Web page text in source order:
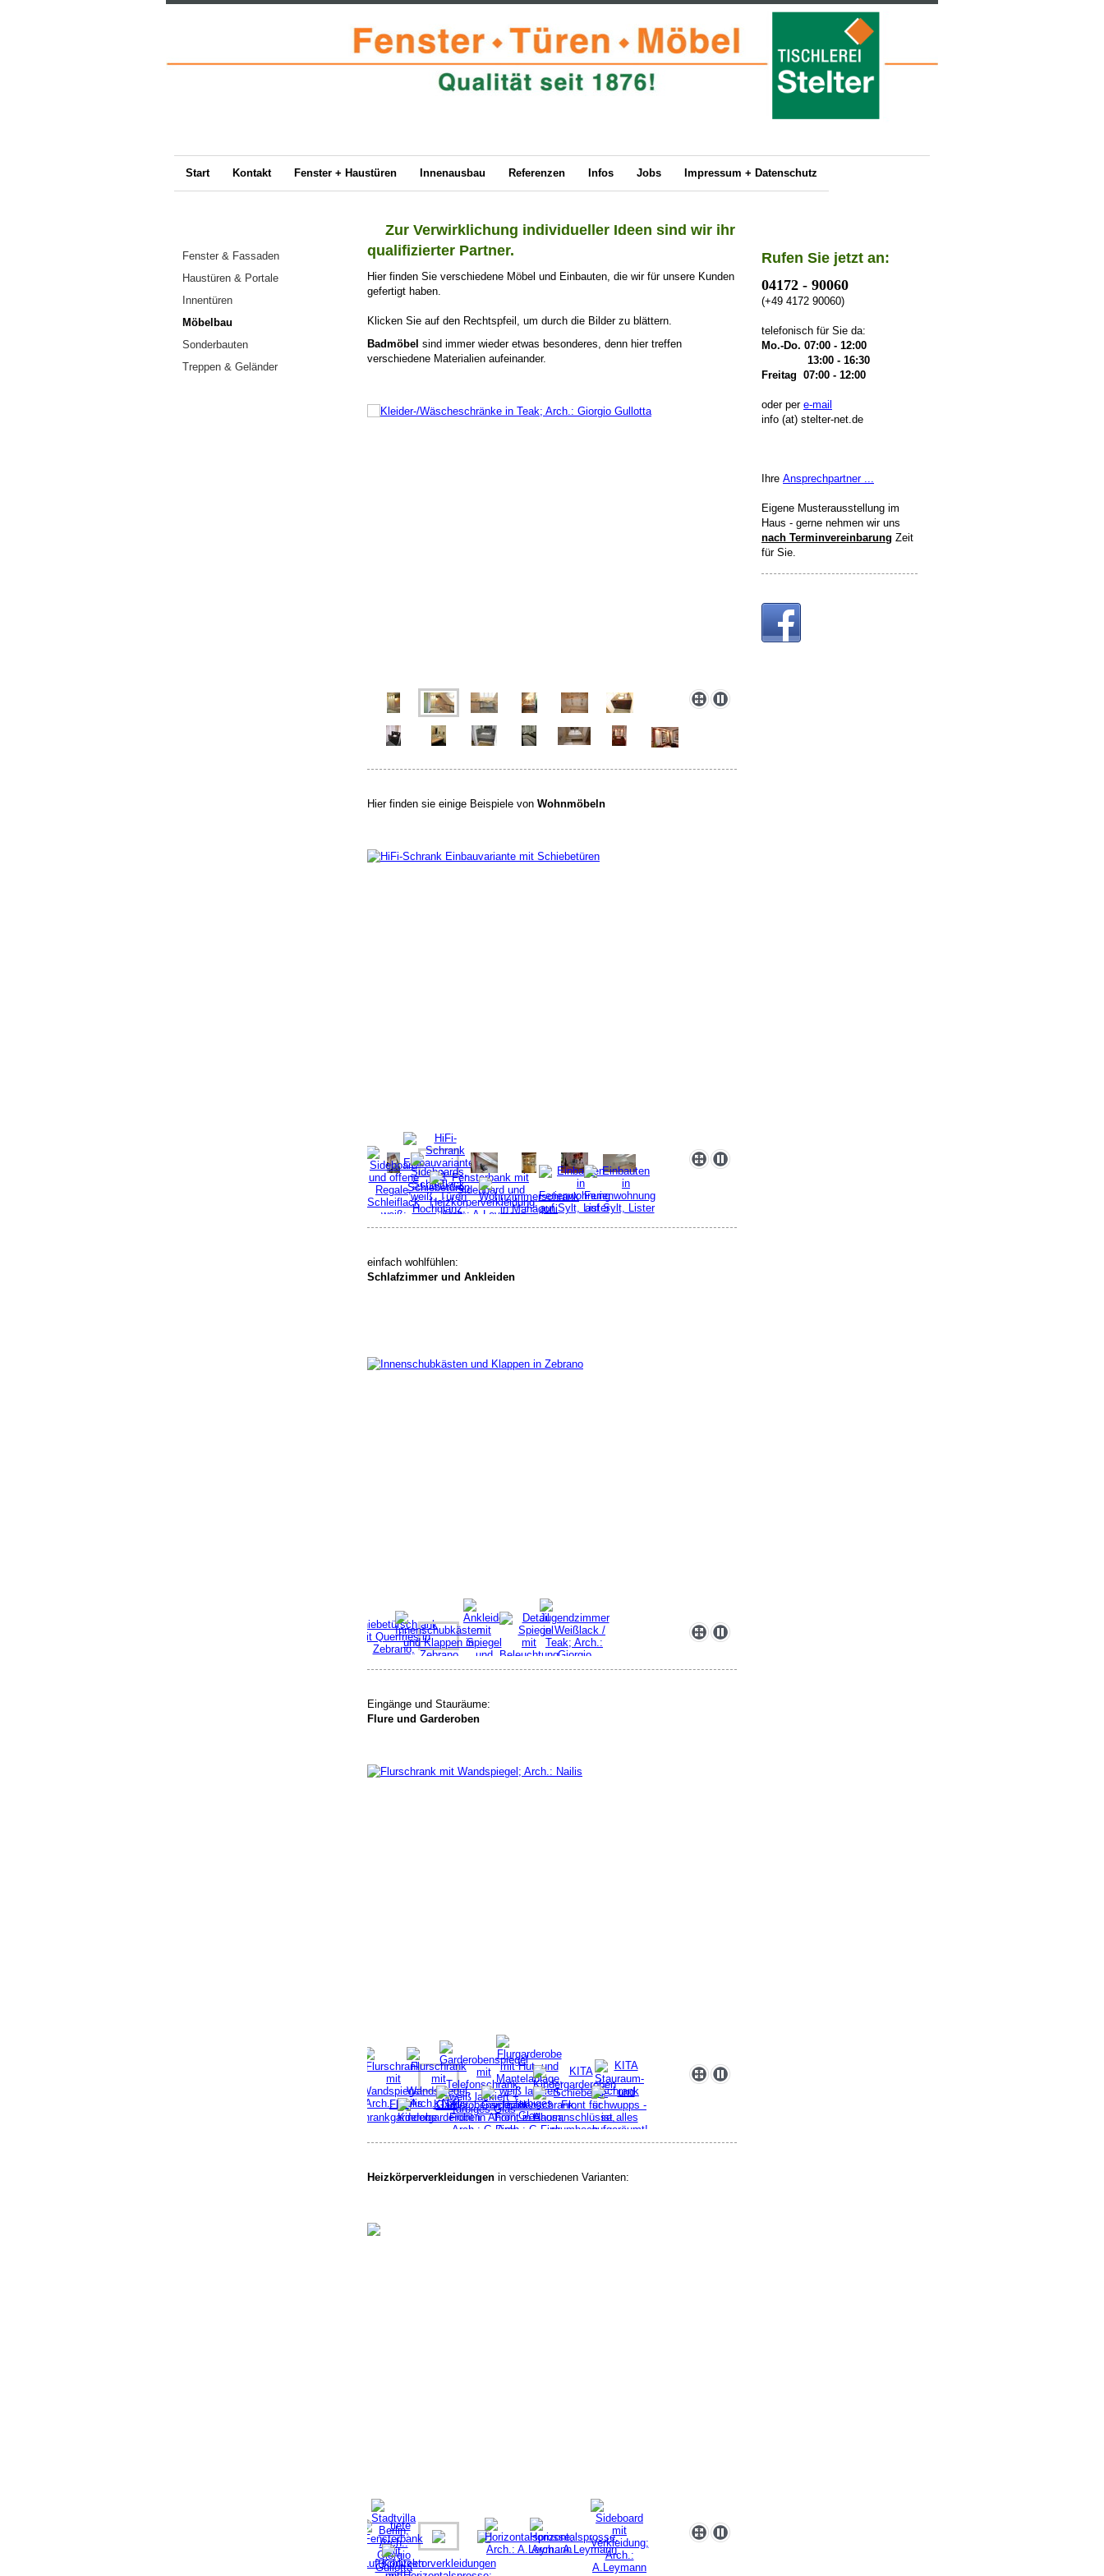
Start Kontakt Fenster + Haustüren Innenausbau Referenzen Infos Jobs Impressum + Datenschutz
Fenster & Fassaden
Haustüren & Portale
Innentüren
Möbelbau
Sonderbauten
Treppen & Geländer
Zur Verwirklichung individueller Ideen sind wir ihr
qualifizierter Partner.
Hier finden Sie verschiedene Möbel und Einbauten, die wir für unsere Kunden
gefertigt haben.
Klicken Sie auf den Rechtspfeil, um durch die Bilder zu blättern.
Badmöbel sind immer wieder etwas besonderes, denn hier treffen
verschiedene Materialien aufeinander.
Hier finden sie einige Beispiele von Wohnmöbeln
einfach wohlfühlen:
Schlafzimmer und Ankleiden
Eingänge und Stauräume:
Flure und Garderoben
Heizkörperverkleidungen in verschiedenen Varianten:
Rufen Sie jetzt an:
04172 - 90060
(+49 4172 90060)
telefonisch für Sie da:
Mo.-Do. 07:00 - 12:00
13:00 - 16:30
Freitag 07:00 - 12:00
oder per e-mail
info (at) stelter-net.de
Ihre Ansprechpartner ...
Eigene Musterausstellung im
Haus - gerne nehmen wir uns
nach Terminvereinbarung Zeit
für Sie.